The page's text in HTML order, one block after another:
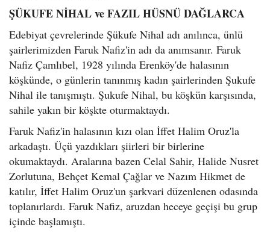
ŞÜKUFE NİHAL ve FAZIL HÜSNÜ DAĞLARCA
Edebiyat çevrelerinde Şükufe Nihal adı anılınca, ünlü
şairlerimizden Faruk Nafiz'in adı da anımsanır. Faruk
Nafiz Çamlıbel, 1928 yılında Erenköy'de halasının
köşkünde, o günlerin tanınmış kadın şairlerinden Şukufe
Nihal ile tanışmıştı. Şukufe Nihal, bu köşkün karşısında,
sahile yakın bir köşkte oturmaktaydı.
Faruk Nafiz'in halasının kızı olan İffet Halim Oruz'la
arkadaştı. Üçü yazdıkları şiirleri bir birlerine
okumaktaydı. Aralarına bazen Celal Sahir, Halide Nusret
Zorlutuna, Behçet Kemal Çağlar ve Nazım Hikmet de
katılır, İffet Halim Oruz'un şarkvari düzenlenen odasında
toplanırlardı. Faruk Nafiz, aruzdan heceye geçişi bu grup
içinde başlamıştı.